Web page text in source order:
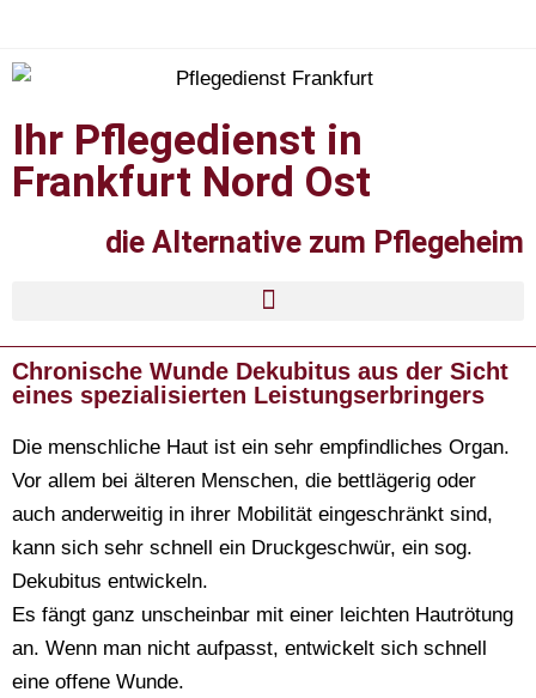
Ihr Pflegedienst in
Frankfurt Nord Ost
die Alternative zum Pflegeheim
Chronische Wunde Dekubitus aus der Sicht
eines spezialisierten Leistungserbringers
Die menschliche Haut ist ein sehr empfindliches Organ.
Vor allem bei älteren Menschen, die bettlägerig oder
auch anderweitig in ihrer Mobilität eingeschränkt sind,
kann sich sehr schnell ein Druckgeschwür, ein sog.
Dekubitus entwickeln.
Es fängt ganz unscheinbar mit einer leichten Hautrötung
an. Wenn man nicht aufpasst, entwickelt sich schnell
eine offene Wunde.